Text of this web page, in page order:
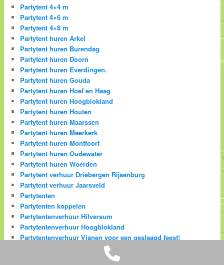
Partytent 4×4 m
Partytent 4×6 m
Partytent 4×8 m
Partytent huren Arkel
Partytent huren Burendag
Partytent huren Doorn
Partytent huren Everdingen.
Partytent huren Gouda
Partytent huren Hoef en Haag
Partytent huren Hoogblokland
Partytent huren Houten
Partytent huren Maarssen
Partytent huren Meerkerk
Partytent huren Montfoort
Partytent huren Oudewater
Partytent huren Woerden
Partytent verhuur Driebergen Rijsenburg
Partytent verhuur Jaarsveld
Partytenten
Partytenten koppelen
Partytentenverhuur Hilversum
Partytentenverhuur Hoogblokland
Partytentenverhuur Vianen voor een geslaagd feest!